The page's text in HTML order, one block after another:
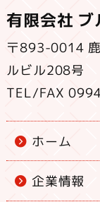
有限会社 ブ
〒893-0014
ルビル208号
TEL/FAX
ホーム
企業情報